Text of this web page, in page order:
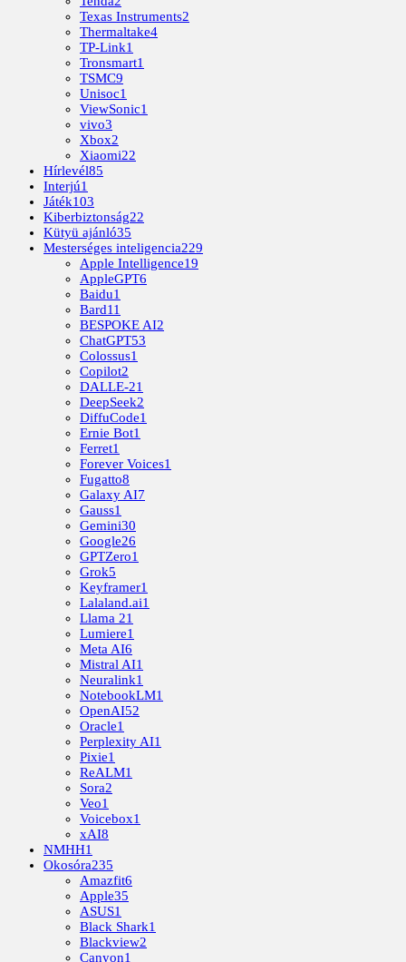
Texas Instruments2
Thermaltake4
TP-Link1
Tronsmart1
TSMC9
Unisoc1
ViewSonic1
vivo3
Xbox2
Xiaomi22
Hírlevél85
Interjú1
Játék103
Kiberbiztonság22
Kütyü ajánló35
Mesterséges inteligencia229
Apple Intelligence19
AppleGPT6
Baidu1
Bard11
BESPOKE AI2
ChatGPT53
Colossus1
Copilot2
DALLE-21
DeepSeek2
DiffuCode1
Ernie Bot1
Ferret1
Forever Voices1
Fugatto8
Galaxy AI7
Gauss1
Gemini30
Google26
GPTZero1
Grok5
Keyframer1
Lalaland.ai1
Llama 21
Lumiere1
Meta AI6
Mistral AI1
Neuralink1
NotebookLM1
OpenAI52
Oracle1
Perplexity AI1
Pixie1
ReALM1
Sora2
Veo1
Voicebox1
xAI8
NMHH1
Okosóra235
Amazfit6
Apple35
ASUS1
Black Shark1
Blackview2
Canyon1